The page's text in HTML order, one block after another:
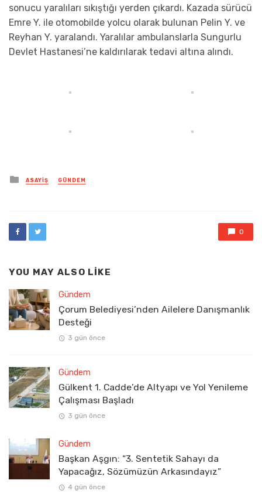
sonucu yaralıları sıkıştığı yerden çıkardı. Kazada sürücü
Emre Y. ile otomobilde yolcu olarak bulunan Pelin Y. ve
Reyhan Y. yaralandı. Yaralılar ambulanslarla Sungurlu
Devlet Hastanesi’ne kaldırılarak tedavi altına alındı.
Posted
in
ASAYIŞ GÜNDEM
0
YOU MAY ALSO LIKE
Gündem
Çorum Belediyesi’nden Ailelere Danışmanlık
Desteği
3 gün önce
Gündem
Gülkent 1. Cadde’de Altyapı ve Yol Yenileme
Çalışması Başladı
3 gün önce
Gündem
Başkan Aşgın: “3. Sentetik Sahayı da
Yapacağız, Sözümüzün Arkasındayız”
4 gün önce